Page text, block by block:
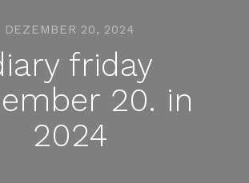
DEZEMBER 20, 2024
friday
20. in
2024